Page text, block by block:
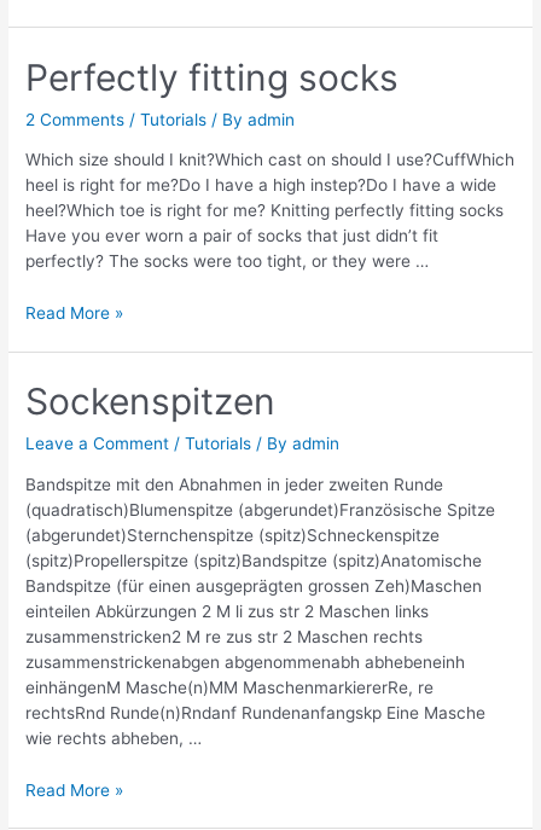
Perfectly fitting socks
2 Comments /Tutorials / Byadmin
Which size should I knit?Which cast on should I use?CuffWhich
heel is right for me?Do I have a high instep?Do I have a wide
heel?Which toe is right for me? Knitting perfectly fitting socks
Have you ever worn a pair of socks that just didn’t fit
perfectly? The socks were too tight, or they were …
Perfectly
Read More »
Sockenspitzen
Leave a Comment /Tutorials / Byadmin
Bandspitze mit den Abnahmen in jeder zweiten Runde
(quadratisch)Blumenspitze (abgerundet)Französische Spitze
(abgerundet)Sternchenspitze (spitz)Schneckenspitze
(spitz)Propellerspitze (spitz)Bandspitze (spitz)Anatomische
Bandspitze (für einen ausgeprägten grossen Zeh)Maschen
einteilen Abkürzungen 2 M li zus str 2 Maschen links
zusammenstricken2 M re zus str 2 Maschen rechts
zusammenstrickenabgen abgenommenabh abhebeneinh
einhängenM Masche(n)MM MaschenmarkiererRe, re
rechtsRnd Runde(n)Rndanf Rundenanfangskp Eine Masche
wie rechts abheben, …
Sockenspitzen
Read More »